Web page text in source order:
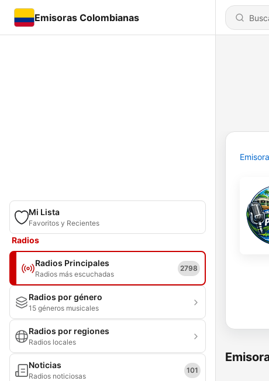
Emisoras Colombianas
Mi Lista
Favoritos y Recientes
Radios
Radios Principales
Radios más escuchadas
2798
Radios por género
15 géneros musicales
Radios por regiones
Radios locales
Noticias
Radios noticiosas
101